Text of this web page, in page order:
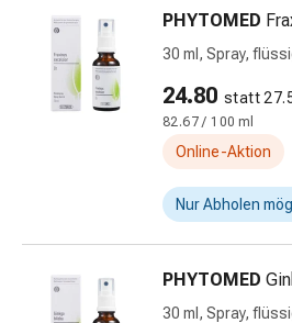
mittel
Zeckenschutz
Zeckenpinzette
Anti-
Wurmmittel
Rezeptpflichtige
Arzneimittel
Rezeptpflichtige
Arzneimittel
Vaginalbeschwerden
PHYTOMED
30 ml, Spray,
24.80 statt
82.67 / 100 ml
Online-Aktion
Nur Abholen
PHYTOMED
30 ml, Spray,